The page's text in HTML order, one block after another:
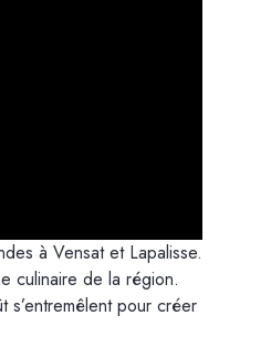
à Vensat et Lapalisse.
culinaire de la région.
pour créer